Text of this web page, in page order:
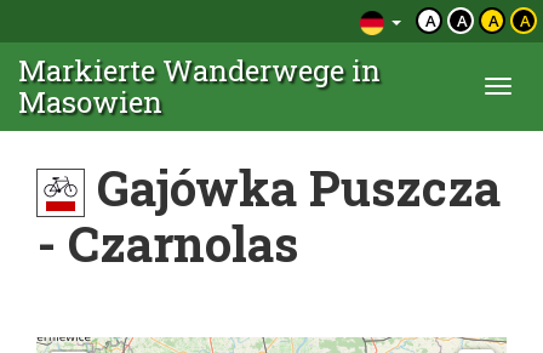
A A A A
Markierte Wanderwege in
Masowien
Gajówka Puszcza
- Czarnolas